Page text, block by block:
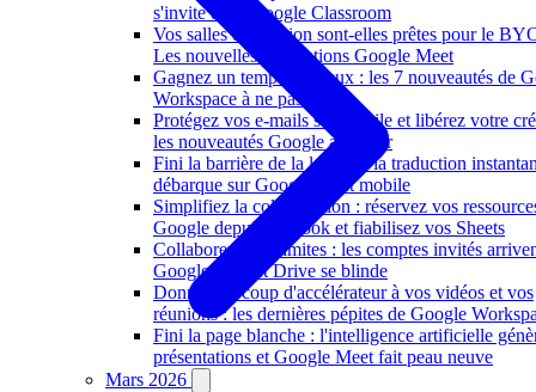
s'invite dans Google Classroom
Vos salles de réunion sont-elles prêtes pour le
Les nouvelles intégrations Google Meet
Gagnez un temps précieux : les 7 nouveautés de
Workspace à ne pas rater
Protégez vos e-mails sur mobile et libérez votre
les nouveautés Google à activer
Fini la barrière de la langue : la traduction
débarque sur Google Meet mobile
Simplifiez la collaboration : réservez vos
Google depuis Outlook et fiabilisez vos Sheets
Collaborez sans limites : les comptes invités
Google Chat et Drive se blinde
Donnez un coup d'accélérateur à vos vidéos et vos
réunions : les dernières pépites de Google
Fini la page blanche : l'intelligence artificielle
présentations et Google Meet fait peau neuve
Mars 2026